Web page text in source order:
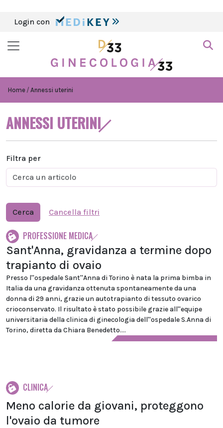
Login con
Home Annessi uterini
ANNESSI UTERINI
Filtra per
Cerca Cancella filtri
PROFESSIONE MEDICA
Sant'Anna, gravidanza a termine dopo
trapianto di ovaio
Presso l''ospedale Sant''Anna di Torino è nata la prima bimba in
Italia da una gravidanza ottenuta spontaneamente da una
donna di 29 anni, grazie un autotrapianto di tessuto ovarico
crioconservato. Il risultato è stato possibile grazie all''equipe
universitaria della clinica di ginecologia dell''ospedale S.Anna di
Torino, diretta da Chiara Benedetto....
CLINICA
Meno calorie da giovani, proteggono
l'ovaio da tumore